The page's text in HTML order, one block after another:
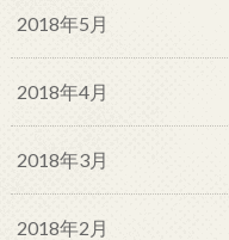
2018年5月
2018年4月
2018年3月
2018年2月